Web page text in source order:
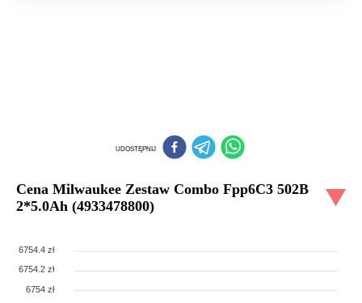
UDOSTĘPNIJ
Cena Milwaukee Zestaw Combo Fpp6C3 502B
2*5.0Ah (4933478800)
6754.4 zł
6754.2 zł
6754 zł